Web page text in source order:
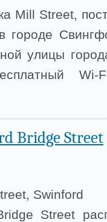
Mill Street,
городе
улицы
Bridge Street
Swinford
Street